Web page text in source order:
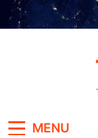
Skip
MENU